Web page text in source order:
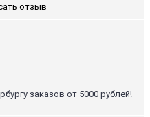
отзыв
заказов от 5000 рублей!